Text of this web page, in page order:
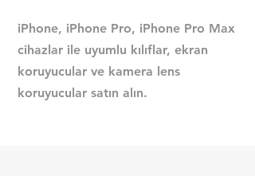
iPhone, iPhone Pro, iPhone Pro Max
cihazlar ile uyumlu kılıflar, ekran
koruyucular ve kamera lens
koruyucular satın alın.